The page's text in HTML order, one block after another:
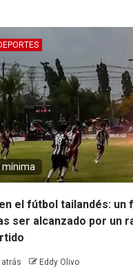
mínima
el fútbol tailandés: un
ser alcanzado por un
atrás Eddy Olivo